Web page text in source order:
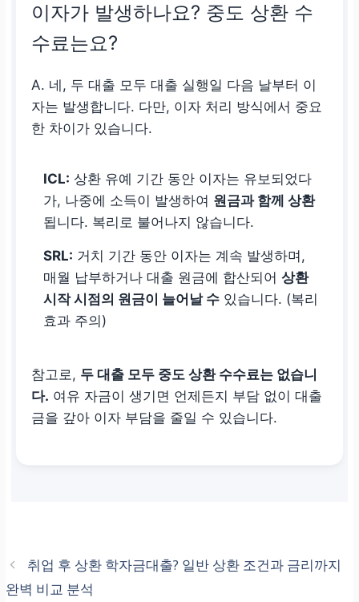
이자가 발생하나요? 중도 상환 수
수료는요?
A. 네, 두 대출 모두 대출 실행일 다음 날부터 이
자는 발생합니다. 다만, 이자 처리 방식에서 중요
한 차이가 있습니다.
ICL: 상환 유예 기간 동안 이자는 유보되었다
가, 나중에 소득이 발생하여 원금과 함께 상환
됩니다. 복리로 불어나지 않습니다.
SRL: 거치 기간 동안 이자는 계속 발생하며,
매월 납부하거나 대출 원금에 합산되어상환
시작 시점의 원금이 늘어날 수 있습니다. (복리
효과 주의)
참고로, 두 대출 모두 중도 상환 수수료는 없습니
다. 여유 자금이 생기면 언제든지 부담 없이 대출
금을 갚아 이자 부담을 줄일 수 있습니다.
취업 후 상환 학자금대출? 일반 상환 조건과 금리까지
완벽 비교 분석